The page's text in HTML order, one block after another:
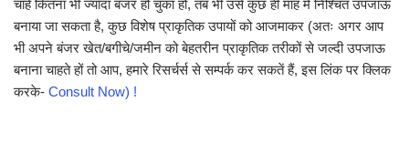
चाहे कितना भी ज्यादा बंजर हो चुका हो, तब भी उसे कुछ ही माह में निश्चित उपजाऊ
बनाया जा सकता है, कुछ विशेष प्राकृतिक उपायों को आजमाकर (अतः अगर आप
भी अपने बंजर खेत/बगीचे/जमीन को बेहतरीन प्राकृतिक तरीकों से जल्दी उपजाऊ
बनाना चाहते हों तो आप, हमारे रिसर्चर्स से सम्पर्क कर सकतें हैं, इस लिंक पर क्लिक
करके- Consult Now) !